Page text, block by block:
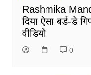
Rashmika
दिया ऐसा बर्ड-डे
वीडियो
0